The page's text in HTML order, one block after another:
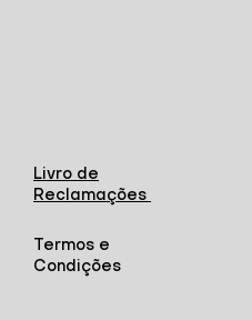
Livro de
Reclamações
Termos e
Condições